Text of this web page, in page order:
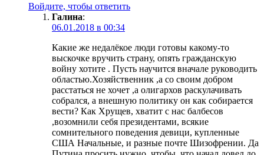
Войдите, чтобы ответить
Галина:
06.01.2018 в 00:34
Какие же недалёкое люди готовы какому-то
выскочке вручить страну, опять гражданскую
войну хотите . Пусть научится вначале руководить
областью.Хозяйственник ,а со своим добром
расстаться не хочет ,а олигархов раскулачивать
собрался, а внешную политику он как собирается
вести? Как Хрущев, хватит с нас балбесов
,возомнили себя президентами, всякие
сомнительного поведения девици, купленные
США Начальные, и разные почте Шизофрении. Да